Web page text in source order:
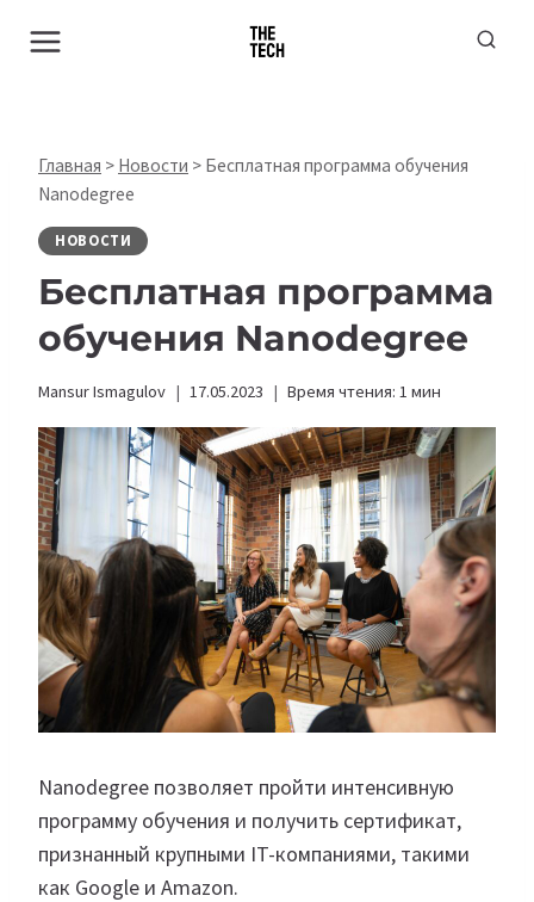
Главная > Новости > Бесплатная программа обучения
Nanodegree
НОВОСТИ
Бесплатная программа
обучения Nanodegree
Mansur Ismagulov 17.05.2023 Время чтения: 1 мин
Nanodegree позволяет пройти интенсивную
программу обучения и получить сертификат,
признанный крупными IT-компаниями, такими
как Google и Amazon.